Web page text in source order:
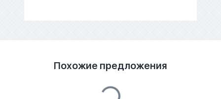
Похожие предложения